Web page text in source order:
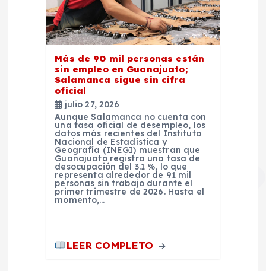
Más de 90 mil personas están
sin empleo en Guanajuato;
Salamanca sigue sin cifra
oficial
julio 27, 2026
Aunque Salamanca no cuenta con
una tasa oficial de desempleo, los
datos más recientes del Instituto
Nacional de Estadística y
Geografía (INEGI) muestran que
Guanajuato registra una tasa de
desocupación del 3.1 %, lo que
representa alrededor de 91 mil
personas sin trabajo durante el
primer trimestre de 2026. Hasta el
momento,…
LEER COMPLETO